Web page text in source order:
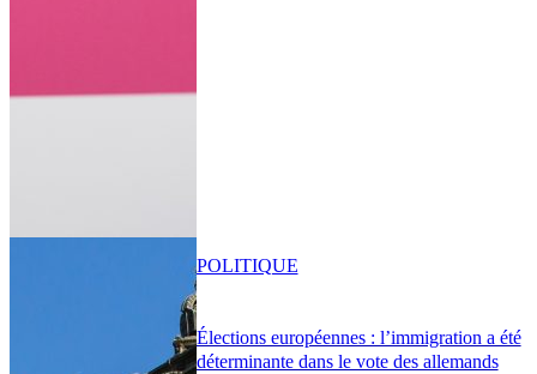
Élections européennes : l’immigration a été
déterminante dans le vote des allemands
POLITIQUE